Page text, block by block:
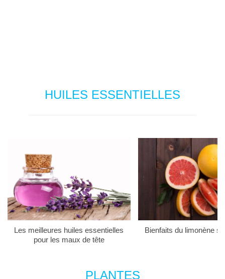
HUILES ESSENTIELLES
Les meilleures huiles essentielles
pour les maux de tête
Bienfaits du limonène
PLANTES